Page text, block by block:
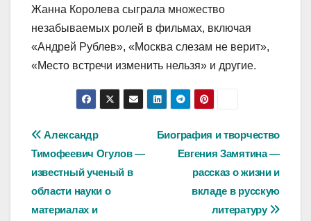
Жанна Королева сыграла множество
незабываемых ролей в фильмах, включая
«Андрей Рублев», «Москва слезам не верит»,
«Место встречи изменить нельзя» и другие.
Навигация
по
записям
Биография и творчество
Евгения Замятина —
рассказ о жизни и
вкладе в русскую
литературу
Александр
Тимофеевич Огулов —
известный ученый в
области науки о
материалах и